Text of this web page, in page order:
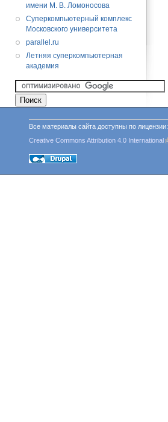
имени М. В. Ломоносова
Суперкомпьютерный комплекс
Московского университета
parallel.ru
Летняя суперкомпьютерная
академия
Все материалы сайта доступны по лицензии:
Creative Commons Attribution 4.0 International